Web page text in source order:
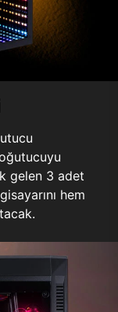
gelen 3 adet
hem